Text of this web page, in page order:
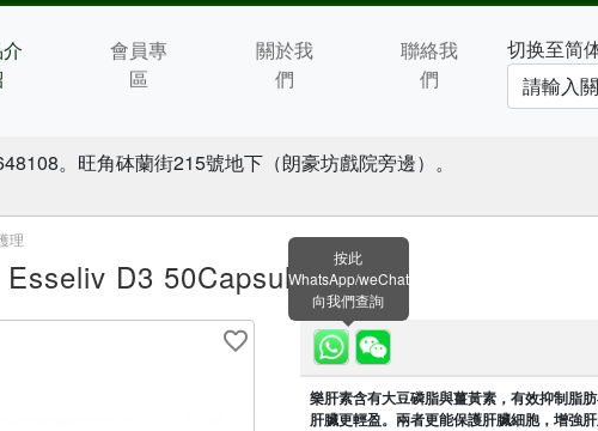
會員專
區
關於我
們
聯絡我
們
切换至简
。旺角砵蘭街215號地下（朗豪坊戲院旁邊）。
理
D3 50Capsules 按此
WhatsApp/weChat
向我們查詢
樂肝素含有大豆磷脂與薑黃素，有效抑制脂
肝臟更輕盈。兩者更能保護肝臟細胞，增強